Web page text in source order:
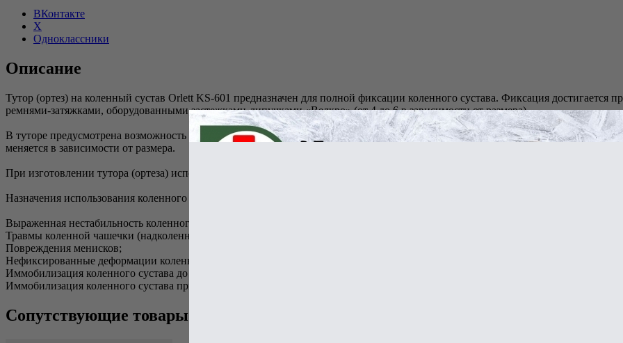
ВКонтакте
X
Одноклассники
Описание
Тутор (ортез) на коленный сустав Orlett KS-601 предназначен для полной фиксации коленного сустава. Фиксация
ремнями-затяжками, оборудованными застежками-липучками «Велкро» (от 4 до 6 в зависимости от размера).
В туторе предусмотрена возможность индивидуального моделирования металлических шин, для более эффективного его
меняется в зависимости от размера.
При изготовлении тутора (ортеза) использованы мягкие материалы манжет, что обеспечивает комфорт. Материал не вызывает
Назначения использования коленного тутора (ортеза) Orlett KS-601:
Выраженная нестабильность коленного сустава;
Травмы коленной чашечки (надколенника);
Повреждения менисков;
Нефиксированные деформации коленного сустава (вальгусная или варусная деформация, рекурвация);
Иммобилизация коленного сустава до и после операций;
Иммобилизация коленного сустава при транспортировке.
Сопутствующие товары